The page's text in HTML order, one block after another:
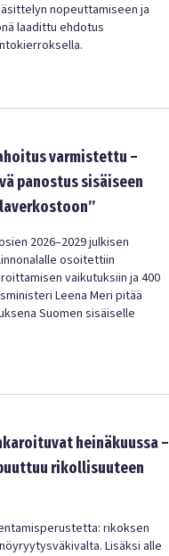
nopeuttamiseen ja
laadittu ehdotus
varmistettu –
panostus sisäiseen
2026–2029 julkisen
osoitettiin
vaikutuksiin ja 400
Leena Meri pitää
Suomen sisäiselle
heinäkuussa –
rikollisuuteen
rikoksen
Lisäksi alle